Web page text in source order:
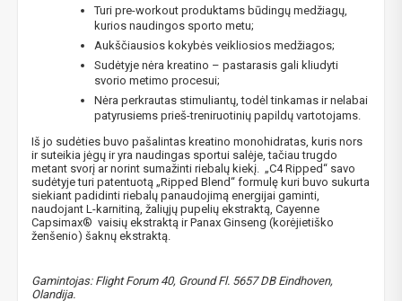
Turi pre-workout produktams būdingų medžiagų,
kurios naudingos sporto metu;
Aukščiausios kokybės veikliosios medžiagos;
Sudėtyje nėra kreatino – pastarasis gali kliudyti
svorio metimo procesui;
Nėra perkrautas stimuliantų, todėl tinkamas ir nelabai
patyrusiems prieš-treniruotinių papildų vartotojams.
Iš jo sudėties buvo pašalintas kreatino monohidratas, kuris nors
ir suteikia jėgų ir yra naudingas sportui salėje, tačiau trugdo
metant svorį ar norint sumažinti riebalų kiekį. „C4 Ripped“ savo
sudėtyje turi patentuotą „Ripped Blend“ formulę kuri buvo sukurta
siekiant padidinti riebalų panaudojimą energijai gaminti,
naudojant L-karnitiną, žaliųjų pupelių ekstraktą, Cayenne
Capsimax® vaisių ekstraktą ir Panax Ginseng (korėjietiško
ženšenio) šaknų ekstraktą.
Gamintojas: Flight Forum 40, Ground Fl. 5657 DB Eindhoven,
Olandija.
NUOLAIDA TAU!
Gauk-10%* nuolaidos kodąapsipirkimui (daugeliui